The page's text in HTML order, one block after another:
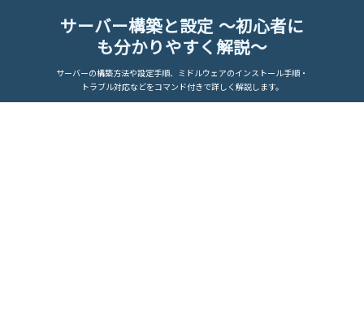
サーバー構築と設定 ～初心者に
も分かりやすく解説～
サーバーの構築方法や設定手順、ミドルウェアのインストール手順・
トラブル対応などをコマンド付きで詳しく解説します。